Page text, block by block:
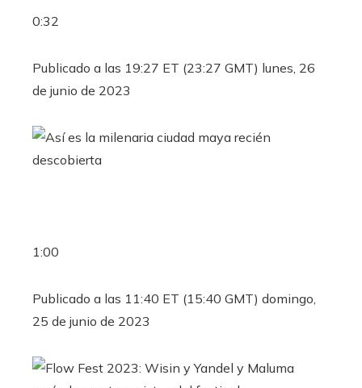
0:32
Publicado a las 19:27 ET (23:27 GMT) lunes, 26
de junio de 2023
1:00
Publicado a las 11:40 ET (15:40 GMT) domingo,
25 de junio de 2023